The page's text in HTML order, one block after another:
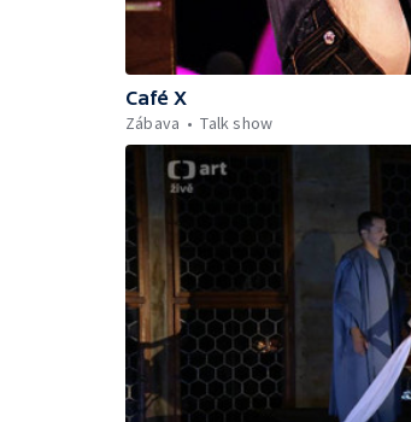
Café X
Zábava
Talk show